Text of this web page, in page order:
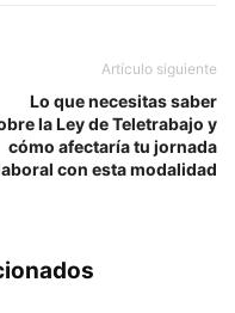
Artículo siguiente
Lo que necesitas saber
la Ley de Teletrabajo y
cómo afectaría tu jornada
con esta modalidad